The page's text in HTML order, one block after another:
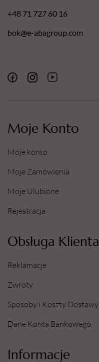
Moje Konto
Moje konto
Moje Zamówienia
Moje Ulubione
Rejestracja
Obsługa Klienta
Reklamacje
Zwroty
Sposoby i Koszty Dostawy
Dane Konta Bankowego
Informacje
+48 71 727 60 16
bok@e-abagroup.com